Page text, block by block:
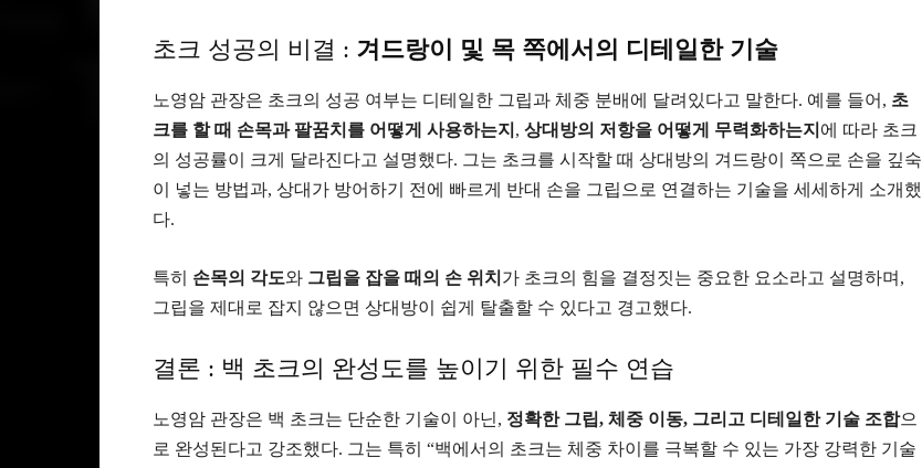
초크 성공의 비결 : 겨드랑이 및 목 쪽에서의 디테일한 기술
노영암 관장은 초크의 성공 여부는 디테일한 그립과 체중 분배에 달려있다고 말한다. 예를 들어, 초
크를 할 때 손목과 팔꿈치를 어떻게 사용하는지 , 상대방의 저항을 어떻게 무력화하는지 에 따라 초크
의 성공률이 크게 달라진다고 설명했다. 그는 초크를 시작할 때 상대방의 겨드랑이 쪽으로 손을 깊숙
이 넣는 방법과, 상대가 방어하기 전에 빠르게 반대 손을 그립으로 연결하는 기술을 세세하게 소개했
다.
특히 손목의 각도와 그립을 잡을 때의 손 위치 가 초크의 힘을 결정짓는 중요한 요소라고 설명하며,
그립을 제대로 잡지 않으면 상대방이 쉽게 탈출할 수 있다고 경고했다.
결론 : 백 초크의 완성도를 높이기 위한 필수 연습
노영암 관장은 백 초크는 단순한 기술이 아닌, 정확한 그립, 체중 이동, 그리고 디테일한 기술 조합으
로 완성된다고 강조했다. 그는 특히 “백에서의 초크는 체중 차이를 극복할 수 있는 가장 강력한 기술